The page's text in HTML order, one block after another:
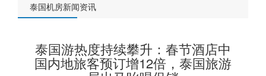
泰国机房新闻资讯
泰国游热度持续攀升：春节酒店中
国内地旅客预订增12倍，泰国旅游